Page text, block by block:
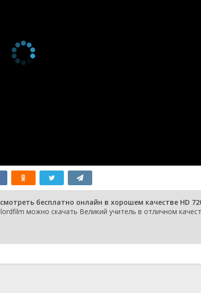
бесплатно онлайн в хорошем качестве HD
можно скачать Великий учитель в отличном